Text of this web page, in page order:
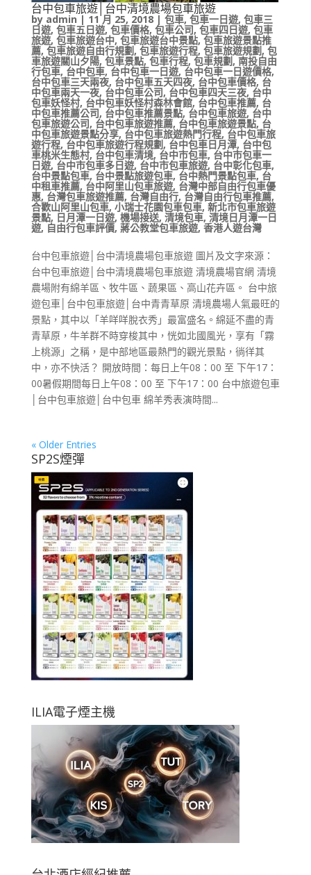
台中包車旅遊│台中清境農場包車旅遊
by admin | 11 月 25, 2018| 包車, 包車一日遊, 包車三
日遊, 包車五日遊, 包車價格, 包車公司, 包車四日遊, 包車
旅遊, 包車旅遊台中, 包車旅遊台中景點, 包車旅遊景點推
薦, 包車旅遊自由行規劃, 包車旅遊行程, 包車旅遊規劃, 包
車旅遊關山夕陽, 包車景點, 包車行程, 包車規劃, 南投自由
行包車, 台中包車, 台中包車一日遊, 台中包車一日遊價格,
台中包車三天兩夜, 台中包車五天四夜, 台中包車價格, 台
中包車兩天一夜, 台中包車公司, 台中包車四天三夜, 台中
包車妖怪村, 台中包車妖怪村森林會館, 台中包車推薦, 台
中包車推薦公司, 台中包車推薦景點, 台中包車旅遊, 台中
包車旅遊公司, 台中包車旅遊推薦, 台中包車旅遊景點, 台
中包車旅遊景點分享, 台中包車旅遊熱門行程, 台中包車旅
遊行程, 台中包車旅遊行程規劃, 台中包車日月潭, 台中包
車桃米生態村, 台中包車清境, 台中市包車, 台中市包車一
日遊, 台中市包車多日遊, 台中市包車旅遊, 台中彰化包車,
台中景點包車, 台中景點旅遊包車, 台中熱門景點包車, 台
中租車推薦, 台中阿里山包車旅遊, 台灣中部自由行包車優
惠, 台灣包車旅遊推薦, 台灣自由行, 台灣自由行包車推薦,
合歡山阿里山包車, 小瑞士花園包車包車, 新北市包車旅遊
景點, 日月潭一日遊, 機場接送, 清境包車, 清境日月潭一日
遊, 自由行包車評價, 蔣公教堂包車旅遊, 香港人遊台灣
台中包車旅遊│台中清境農場包車旅遊 圖片及文字來源：
台中包車旅遊│台中清境農場包車旅遊 清境農場官網 清境
農場附有綿羊區、牧牛區、蔬果區、高山花卉區。 台中旅
遊包車│台中包車旅遊│台中青青草原 清境農場人氣最旺的
景點，其中以「羊咩咩脫衣秀」最富盛名。綿延不盡的青
青草原，牛羊群不時穿梭其中，恍如北國風光，享有「霧
上桃源」之稱，是中部地區最熱門的觀光景點，徜徉其
中，亦不快活？ 開放時間：每日上午08：00 至 下午17：
00暑假期間每日上午08：00 至 下午17：00 台中旅遊包車
│台中包車旅遊│台中包車 綿羊秀表演時間...
« Older Entries
SP2S煙彈
ILIA電子煙主機